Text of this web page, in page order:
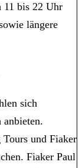
11 bis 22 Uhr
längere
sich
Tours und Fiaker
Fiaker Paul